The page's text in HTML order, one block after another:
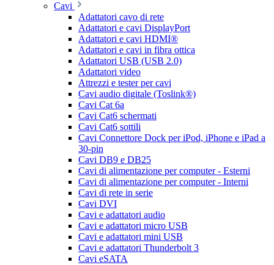
Cavi
Adattatori cavo di rete
Adattatori e cavi DisplayPort
Adattatori e cavi HDMI®
Adattatori e cavi in fibra ottica
Adattatori USB (USB 2.0)
Adattatori video
Attrezzi e tester per cavi
Cavi audio digitale (Toslink®)
Cavi Cat 6a
Cavi Cat6 schermati
Cavi Cat6 sottili
Cavi Connettore Dock per iPod, iPhone e iPad a
30-pin
Cavi DB9 e DB25
Cavi di alimentazione per computer - Esterni
Cavi di alimentazione per computer - Interni
Cavi di rete in serie
Cavi DVI
Cavi e adattatori audio
Cavi e adattatori micro USB
Cavi e adattatori mini USB
Cavi e adattatori Thunderbolt 3
Cavi eSATA